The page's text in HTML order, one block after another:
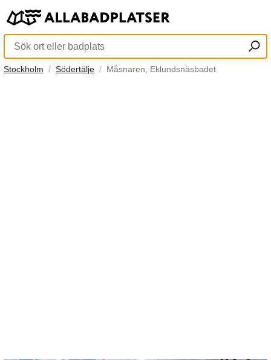
Stockholm Södertälje Måsnaren, Eklundsnäsbadet